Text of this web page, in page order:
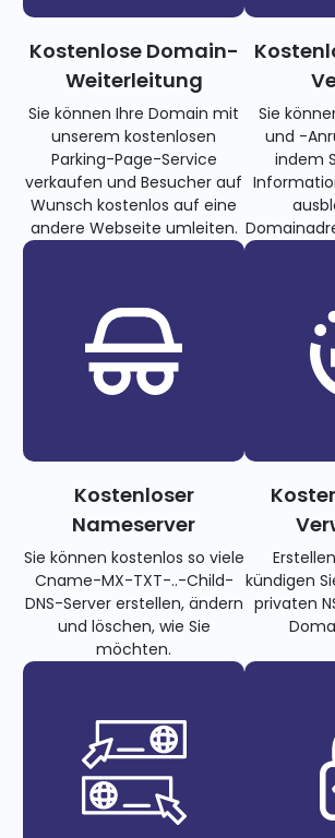
Kostenlose Domain-
Weiterleitung
Sie können Ihre Domain mit
unserem kostenlosen
Parking-Page-Service
verkaufen und Besucher auf
Wunsch kostenlos auf eine
andere Webseite umleiten.
Sie
und -
indem
Kostenloser
Nameserver
Sie können kostenlos so viele
Cname-MX-TXT-..-Child-
DNS-Server erstellen, ändern
und löschen, wie Sie
möchten.
kündigen
privaten